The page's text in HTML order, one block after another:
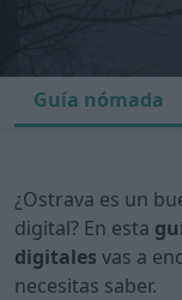
Guía nómada
¿Ostrava es un
digital? En esta
digitales vas a
necesitas saber.